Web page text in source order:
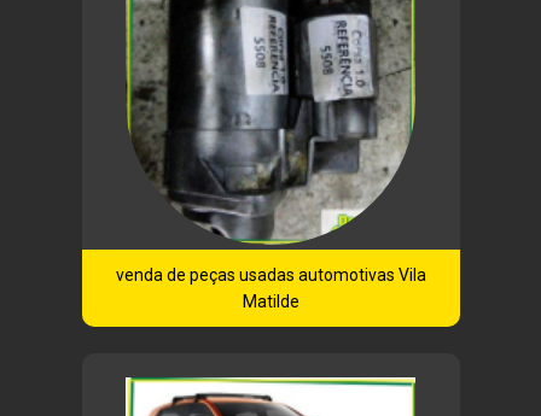
venda de peças usadas automotivas Vila
Matilde